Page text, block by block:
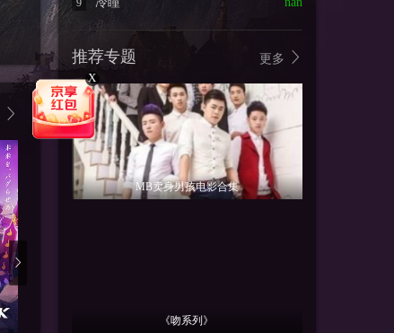
9
更多
推荐专题
MB卖身男孩电影合集
《吻系列》
X